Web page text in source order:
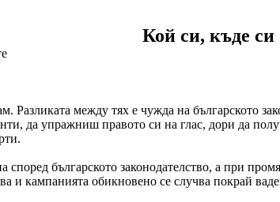
Кой си, къде си
Разликата между тях е чужда на българското
да упражниш правото си на глас, дори да
българското законодателство, а при
и кампанията обикновено се случва покрай